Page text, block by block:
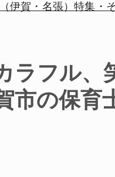
伊賀・名張）特集・
ラフル
市の保育